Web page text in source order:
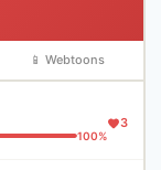
📱 Webtoons
100%
3